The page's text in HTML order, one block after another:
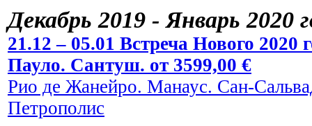
Декабрь 2019 - Январь 2020
21.12 – 05.01 Встреча Нового
Пауло. Сантуш. от 3599,00 €
Рио де Жанейро. Манаус. Сан-
Петрополис